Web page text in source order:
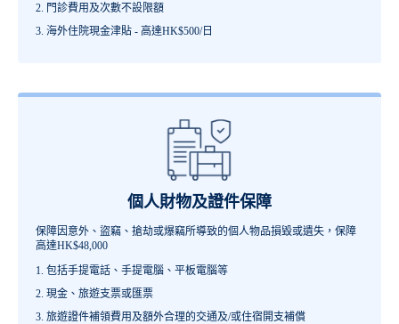
門診費用及次數不設限額
海外住院現金津貼 - 高達HK$500/日
個人財物及證件保障
保障因意外、盜竊、搶劫或爆竊所導致的個人物品損毀或遺失，保障
高達HK$48,000
包括手提電話、手提電腦、平板電腦等
現金、旅遊支票或匯票
旅遊證件補領費用及額外合理的交通及/或住宿開支補償